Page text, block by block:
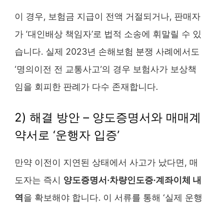
이 경우, 보험금 지급이 전액 거절되거나, 판매자
가 ‘대인배상 책임자’로 법적 소송에 휘말릴 수 있
습니다. 실제 2023년 손해보험 분쟁 사례에서도
‘명의이전 전 교통사고’의 경우 보험사가 보상책
임을 회피한 판례가 다수 존재합니다.
2) 해결 방안 – 양도증명서와 매매계
약서로 ‘운행자 입증’
만약 이전이 지연된 상태에서 사고가 났다면, 매
도자는 즉시 양도증명서·차량인도증·계좌이체 내
역 을 확보해야 합니다. 이 서류를 통해 ‘실제 운행